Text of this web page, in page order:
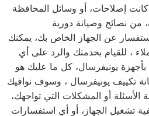
إصلاحات، أو وسائل المحافظة
عن الجهاز الخاص بك، يمكنك
، للقيام بخدمتك والرد على أي
يونيفرسال، كل ما عليك هو
تكييف يونيفرسال ، وسوف نوافيك
الأسئلة أو المشكلات التي تواجهك،
تشغيل الجهاز، أو أي استفسارات